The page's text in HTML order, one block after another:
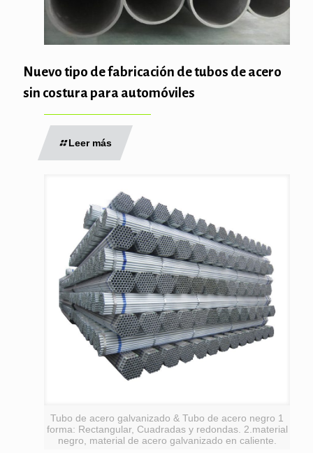
Nuevo tipo de fabricación de tubos de acero
sin costura para automóviles
Leer más
Tubo de acero galvanizado & Tubo de acero negro 1
forma: Rectangular, Cuadradas y redondas. 2.material
negro, material de acero galvanizado en caliente.